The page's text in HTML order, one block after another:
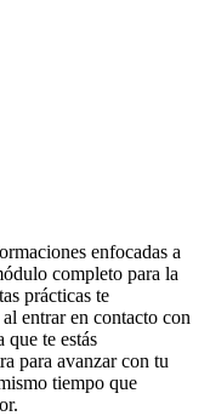
enfocadas a
completo para la
prácticas te
entrar en contacto con
que te estás
para avanzar con tu
tiempo que